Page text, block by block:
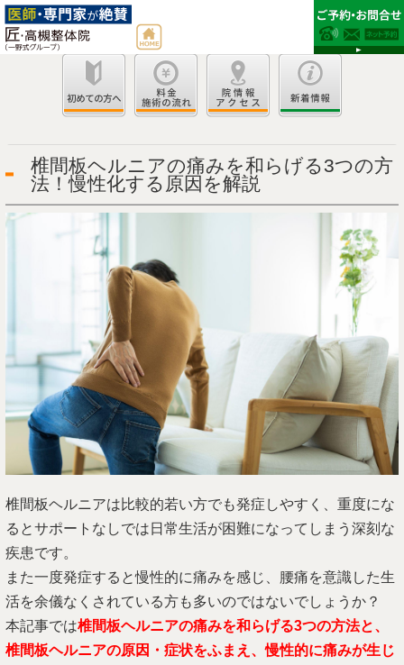
椎間板ヘルニアの痛みを和らげる3つの方
法！慢性化する原因を解説
椎間板ヘルニアは比較的若い方でも発症しやすく、重度にな
るとサポートなしでは日常生活が困難になってしまう深刻な
疾患です。
また一度発症すると慢性的に痛みを感じ、腰痛を意識した生
活を余儀なくされている方も多いのではないでしょうか？
本記事では椎間板ヘルニアの痛みを和らげる3つの方法と、
椎間板ヘルニアの原因・症状をふまえ、慢性的に痛みが生じ